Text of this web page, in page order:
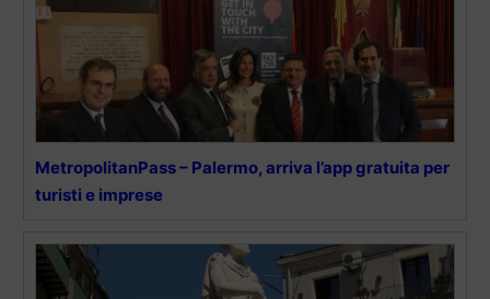
MetropolitanPass – Palermo, arriva l’app gratuita per
turisti e imprese